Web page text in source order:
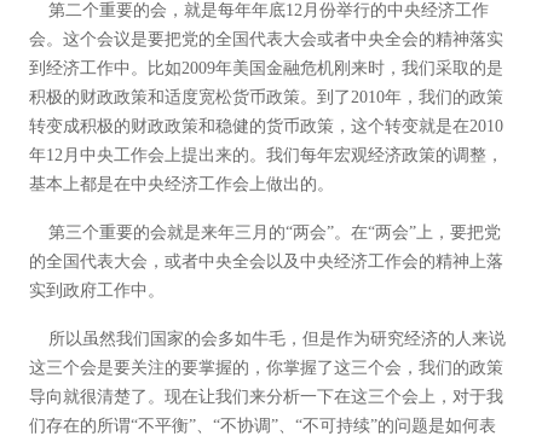
第二个重要的会，就是每年年底12月份举行的中央经济工作
会。这个会议是要把党的全国代表大会或者中央全会的精神落实
到经济工作中。比如2009年美国金融危机刚来时，我们采取的是
积极的财政政策和适度宽松货币政策。到了2010年，我们的政策
转变成积极的财政政策和稳健的货币政策，这个转变就是在2010
年12月中央工作会上提出来的。我们每年宏观经济政策的调整，
基本上都是在中央经济工作会上做出的。
第三个重要的会就是来年三月的“两会”。在“两会”上，要把党
的全国代表大会，或者中央全会以及中央经济工作会的精神上落
实到政府工作中。
所以虽然我们国家的会多如牛毛，但是作为研究经济的人来说
这三个会是要关注的要掌握的，你掌握了这三个会，我们的政策
导向就很清楚了。现在让我们来分析一下在这三个会上，对于我
们存在的所谓“不平衡”、“不协调”、“不可持续”的问题是如何表